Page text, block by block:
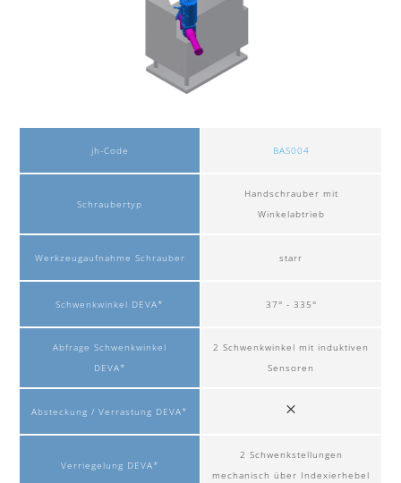
jh-Code
Schraubertyp
Werkzeugaufnahme Schrauber
Schwenkwinkel DEVA*
Abfrage Schwenkwinkel
DEVA*
Absteckung / Verrastung DEVA*
Verriegelung DEVA*
BAS004
Handschrauber mit
Winkelabtrieb
starr
37° - 335°
2 Schwenkwinkel mit induktiven
Sensoren
2 Schwenkstellungen
mechanisch über Indexierhebel